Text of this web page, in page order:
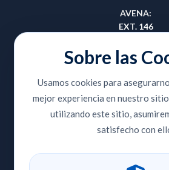
AVENA:
EXT. 146
EXT. 414
33 3810 9353|33
CENTRO PLAZA:
Sobre las
Usamos cookies para
mejor experiencia en nuestro
utilizando este sitio,
satisfecho con